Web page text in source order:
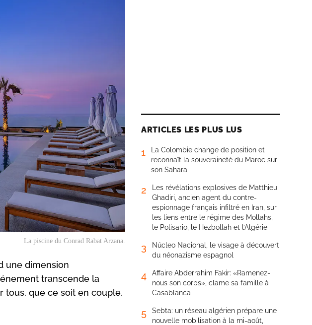
La piscine du Conrad Rabat Arzana.
une dimension
transcende la
que ce soit en couple,
ARTICLES LES PLUS LUS
1
La Colombie change de position et
reconnaît la souveraineté du Maroc sur
son Sahara
2
Les révélations explosives de Matthieu
Ghadiri, ancien agent du contre-
espionnage français infiltré en Iran, sur
les liens entre le régime des Mollahs,
le Polisario, le Hezbollah et l’Algérie
3
Núcleo Nacional, le visage à découvert
du néonazisme espagnol
4
Affaire Abderrahim Fakir: «Ramenez-
nous son corps», clame sa famille à
Casablanca
5
Sebta: un réseau algérien prépare une
nouvelle mobilisation à la mi-août,